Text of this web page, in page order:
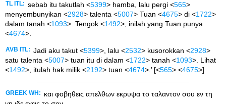
TL ITL: sebab itu takutlah <5399> hamba, lalu pergi <565>
menyembunyikan <2928> talenta <5007> Tuan <4675> di <1722>
dalam tanah <1093>. Tengok <1492>, inilah yang Tuan punya
<4674>.
AVB ITL: Jadi aku takut <5399>, lalu <2532> kusorokkan <2928>
satu talenta <5007> tuan itu di dalam <1722> tanah <1093>. Lihat
<1492>, itulah hak milik <2192> tuan <4674>.’ [<565> <4675>]
GREEK WH:
και φοβηθεις απελθων εκρυψα το ταλαντον σου εν τη